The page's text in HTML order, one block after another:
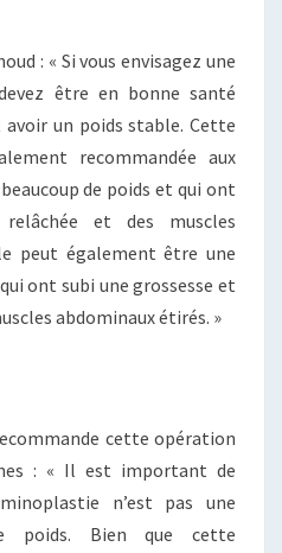
: « Si vous envisagez une
être en bonne santé
un poids stable. Cette
recommandée aux
de poids et qui ont
et des muscles
peut également être une
ont subi une grossesse et
abdominaux étirés. »
cette opération
: « Il est important de
n’est pas une
poids. Bien que cette